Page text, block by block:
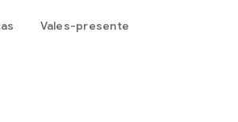
Vales-presente